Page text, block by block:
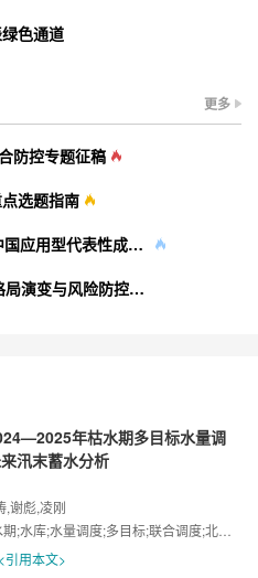
色通道
更多
防控专题征稿
选题指南
《人民珠江》论文入选CAAI中国应用型代表性成果索引
“雨带北移背景下我国水安全格局演变与风险防控”专题征稿
年枯水期多目标水量调
汛末蓄水分析
,谢彪,凌刚
;水库;水量调度;多目标;联合调度;北江流域
<引用本文>